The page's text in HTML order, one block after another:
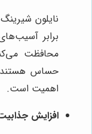
نایلون
برابر
محافظت
حساس هستند و
اهمیت است.
افزایش